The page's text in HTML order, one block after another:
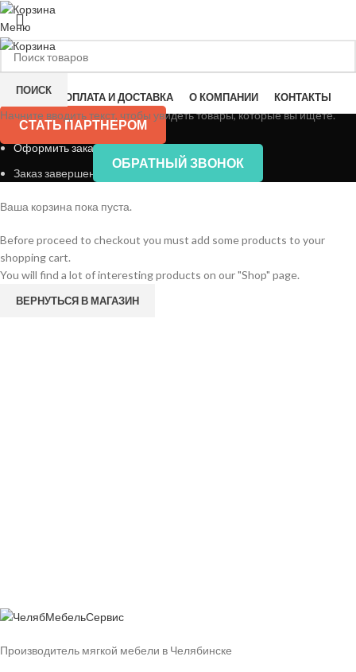
Меню
ГЛАВНАЯ ОПЛАТА И ДОСТАВКА О КОМПАНИИ КОНТАКТЫ
СТАТЬ ПАРТНЕРОМ
ОБРАТНЫЙ ЗВОНОК
Корзина
Оформить заказ
Заказ завершен
Ваша корзина пока пуста.
Before proceed to checkout you must add some products to your
shopping cart.
You will find a lot of interesting products on our "Shop" page.
ВЕРНУТЬСЯ В МАГАЗИН
Производитель мягкой мебели в Челябинске
ПОИСК
Начните вводить текст, чтобы увидеть товары, которые вы ищете.